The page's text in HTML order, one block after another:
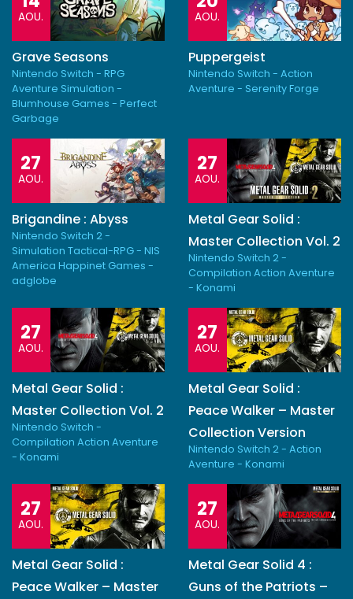
AOU.
Grave Seasons
Nintendo Switch - RPG
Aventure Simulation -
Blumhouse Games - Perfect
Garbage
AOU.
Puppergeist
Nintendo Switch - Action
Aventure - Serenity Forge
27
AOU.
Brigandine : Abyss
Nintendo Switch 2 -
Simulation Tactical-RPG - NIS
America Happinet Games -
adglobe
27
AOU.
Metal Gear Solid :
Master Collection Vol. 2
Nintendo Switch 2 -
Compilation Action Aventure
- Konami
27
AOU.
Metal Gear Solid :
Master Collection Vol. 2
Nintendo Switch -
Compilation Action Aventure
- Konami
27
AOU.
Metal Gear Solid :
Peace Walker – Master
Collection Version
Nintendo Switch 2 - Action
Aventure - Konami
27
AOU.
Metal Gear Solid :
Peace Walker – Master
27
AOU.
Metal Gear Solid 4 :
Guns of the Patriots –